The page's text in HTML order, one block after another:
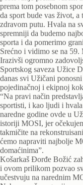
prema tom posebnom
da sport bude vas život, a
zdravom putu. Hvala na
spremniji da budemo
sporta i da pomerimo
Srećno i vidimo se na
Irazivši ogromno
Sportskog saveza Užice
danas svi Užičani
pojedinačnoj i ekipnoj
“Na pravi način
sportisti, i kao ljudi i
naredne godine ovde u
istoriji MOSI, jer
takmičite na
ćemo napraviti najbolje
domaćinima”.
Košarkaš Đorđe Božić
i ovom prilikom pozvao
učestvuju na narednim